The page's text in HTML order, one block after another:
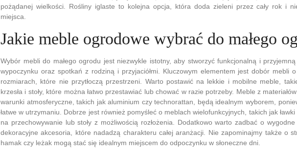
pożądanej wielkości. Rośliny iglaste to kolejna opcja, która doda zieleni przez cały rok i
miejsca.
Jakie meble ogrodowe wybrać do małego
Wybór mebli do małego ogrodu jest niezwykle istotny, aby stworzyć funkcjonalną i
wypoczynku oraz spotkań z rodziną i przyjaciółmi. Kluczowym elementem jest dobór mebli
rozmiarach, które nie przytłoczą przestrzeni. Warto postawić na lekkie i mobilne meble,
krzesła i stoły, które można łatwo przestawiać lub chować w razie potrzeby. Meble z
warunki atmosferyczne, takich jak aluminium czy technorattan, będą idealnym wyborem,
łatwe w utrzymaniu. Dobrze jest również pomyśleć o meblach wielofunkcyjnych, takich jak
na przechowywanie lub stoły z możliwością rozłożenia. Dodatkowo warto zadbać o
dekoracyjne akcesoria, które nadadzą charakteru całej aranżacji. Nie zapominajmy także o
hamak czy leżak mogą stać się idealnym miejscem do odpoczynku w słoneczne dni.